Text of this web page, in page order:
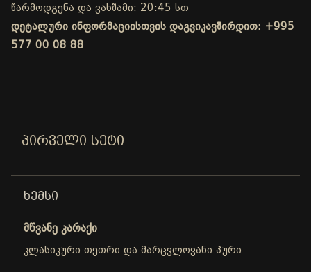
წარმოდგენა და ვახშამი: 20:45 სთ
დეტალური ინფორმაციისთვის დაგვიკავშირდით: +995
577 00 08 88
ᲞᲘᲠᲕᲔᲚᲘ ᲡᲔᲢᲘ
ᲮᲔᲛᲡᲘ
მწვანე კარაქი
კლასიკური თეთრი და მარცვლოვანი პური